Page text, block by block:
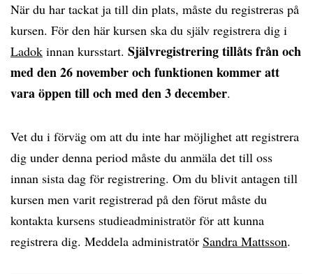
När du har tackat ja till din plats, måste du registreras på
kursen. För den här kursen ska du själv registrera dig i
Ladok innan kursstart. Självregistrering tillåts från och
med den 26 november och funktionen kommer att
vara öppen till och med den 3 december.
Vet du i förväg om att du inte har möjlighet att registrera
dig under denna period måste du anmäla det till oss
innan sista dag för registrering. Om du blivit antagen till
kursen men varit registrerad på den förut måste du
kontakta kursens studieadministratör för att kunna
registrera dig. Meddela administratör Sandra Mattsson.